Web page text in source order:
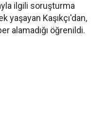
ilgili soruşturma
yaşayan Kaşıkçı'dan,
alamadığı öğrenildi.